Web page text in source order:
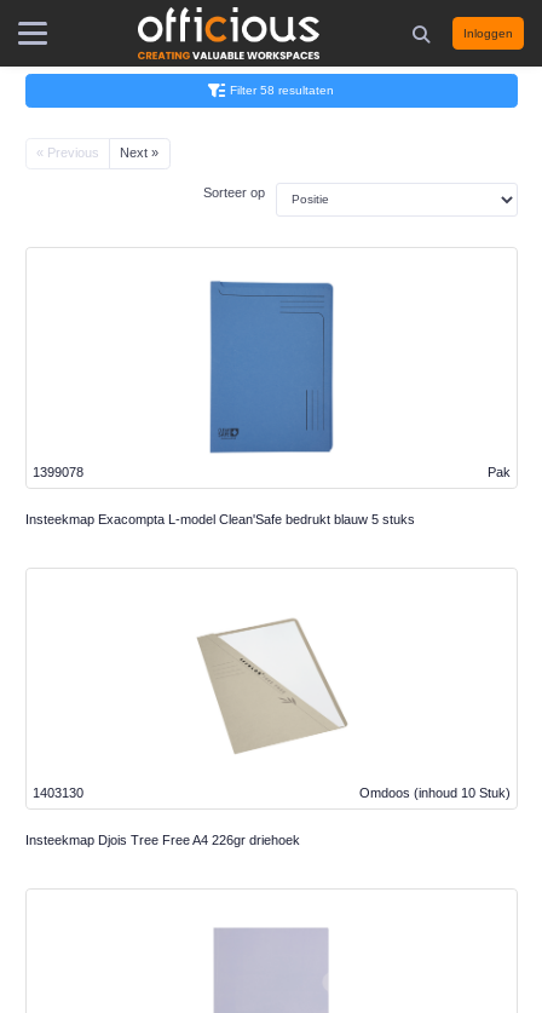
Inloggen
Filter 58 resultaten
« Previous Next »
Sorteer op
Pak
1399078
Insteekmap Exacompta L-model Clean'Safe bedrukt blauw 5 stuks
Omdoos (inhoud 10 Stuk)
1403130
Insteekmap Djois Tree Free A4 226gr driehoek